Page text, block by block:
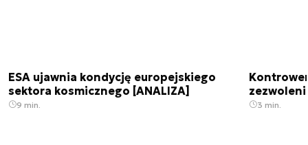
ESA ujawnia kondycję europejskiego
sektora kosmicznego [ANALIZA]
9 min. 3 min.